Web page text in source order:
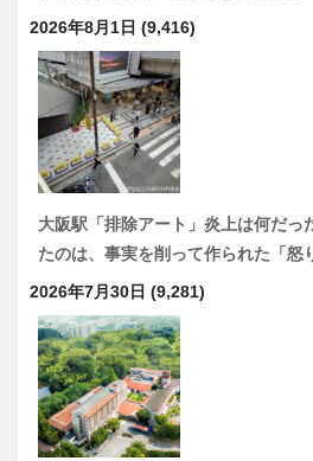
2026年8月1日 (9,416)
大阪駅「排除アート」炎上は何だっ
たのは、事実を削って作られた「怒
2026年7月30日 (9,281)